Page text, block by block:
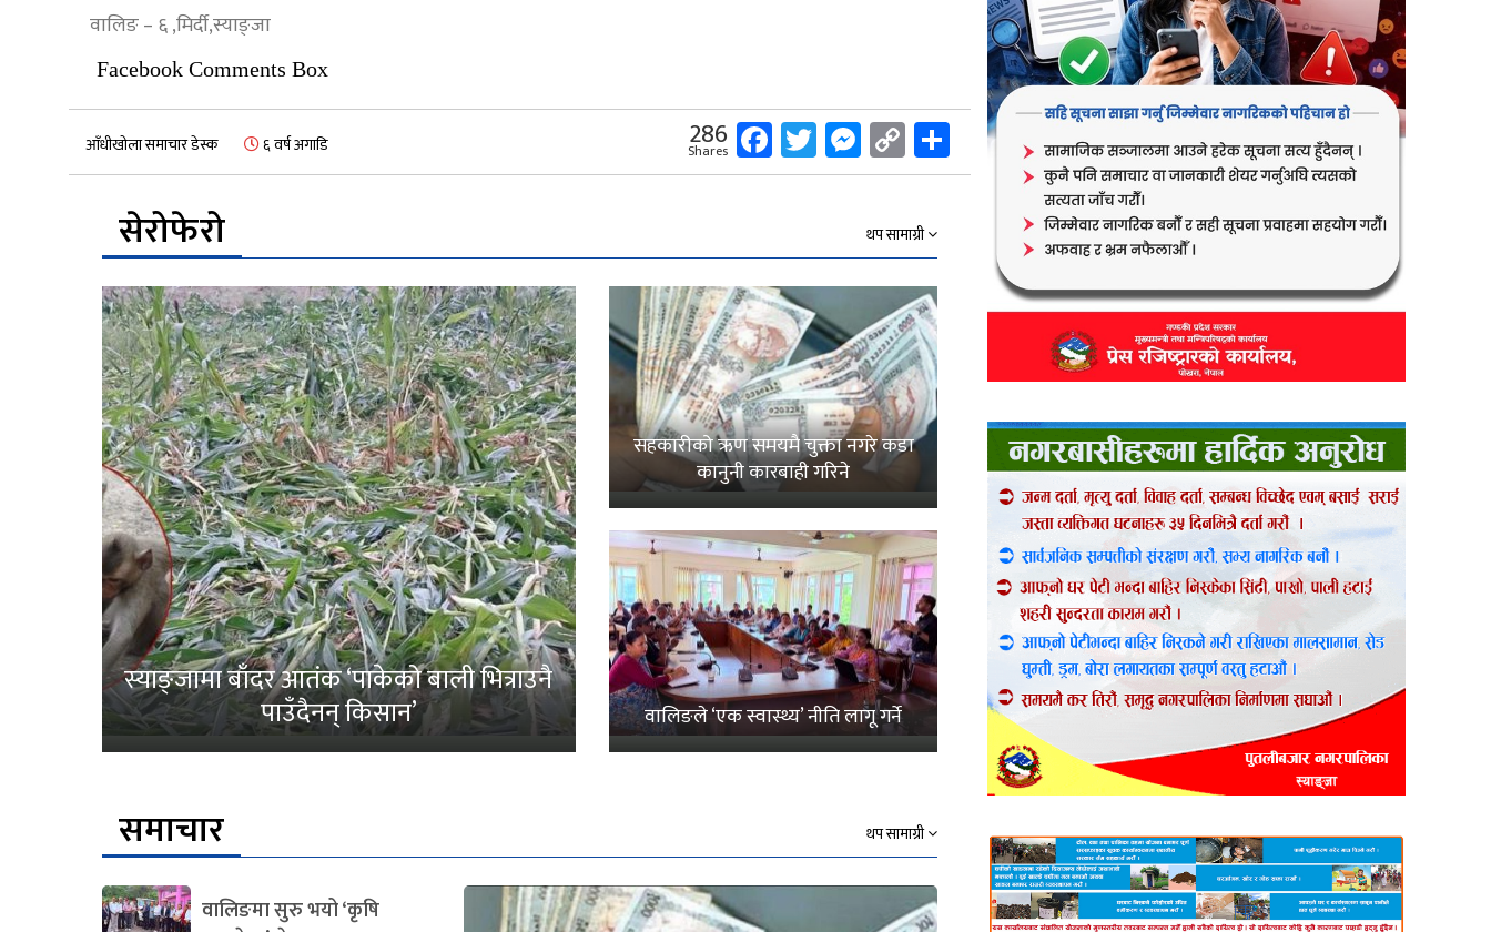
वालिङ – ६ ,मिर्दी,स्याङ्जा
Facebook Comments Box
आँधीखोला समाचार डेस्क ६ वर्ष अगाडि 286
Shares Facebook
Twitter
Messenger
Copy
Link
Share
सेरोफेरो
थप सामाग्री
स्याङ्जामा बाँदर आतंक ‘पाकेको बाली भित्राउनै
पाउँदैनन् किसान’
सहकारीको ऋण समयमै चुक्ता नगरे कडा
कानुनी कारबाही गरिने
वालिङले ‘एक स्वास्थ्य’ नीति लागू गर्ने
समाचार थप सामाग्री
वालिङमा सुरु भयो ‘कृषि